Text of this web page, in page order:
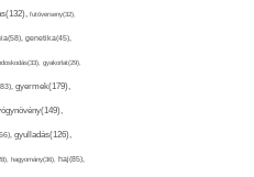
futóverseny(32),
genetika(45),
gyakorlat(29),
gyermek(179),
gyulladás(126),
hagyomány(36), haj(85),